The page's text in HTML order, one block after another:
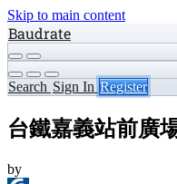
Skip to main content
Baudrate
Search Sign In Register
台鐵嘉義站前廣
by